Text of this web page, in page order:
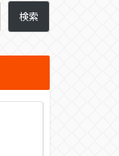
検索